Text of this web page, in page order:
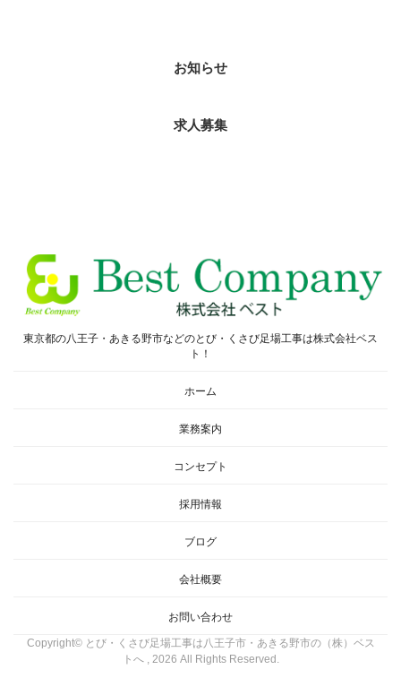
お知らせ
求人募集
東京都の八王子・あきる野市などのとび・くさび足場工事は株式会社ベス
ト！
ホーム
業務案内
コンセプト
採用情報
ブログ
会社概要
お問い合わせ
Copyright© とび・くさび足場工事は八王子市・あきる野市の（株）ベス
トへ , 2026 All Rights Reserved.